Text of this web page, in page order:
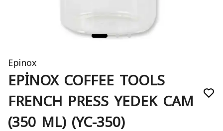
Epinox
EPİNOX COFFEE TOOLS
FRENCH PRESS YEDEK CAM
(350 ML) (YC-350)